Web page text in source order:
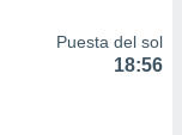
Puesta del sol
18:56